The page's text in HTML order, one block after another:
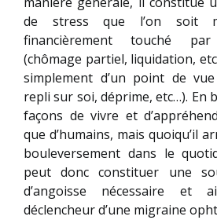
de stress que l’on soit
financièrement touché
(chômage partiel, liquidation,
simplement d’un point de
repli sur soi, déprime, etc…). En
façons de vivre et
que d’humains, mais quoiqu’il
bouleversement dans le
peut donc constituer une
d’angoisse nécessaire et
déclencheur d’une migraine